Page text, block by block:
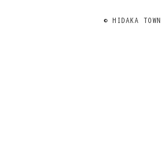
© HIDAKA TOWN